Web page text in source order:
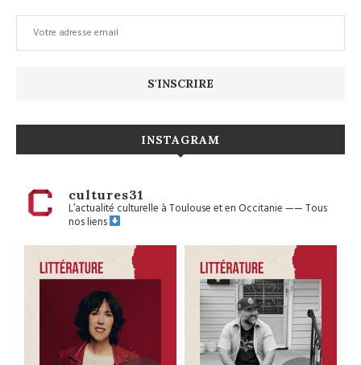
INSTAGRAM
cultures31
L’actualité culturelle à Toulouse et en Occitanie——Tous
nos liens